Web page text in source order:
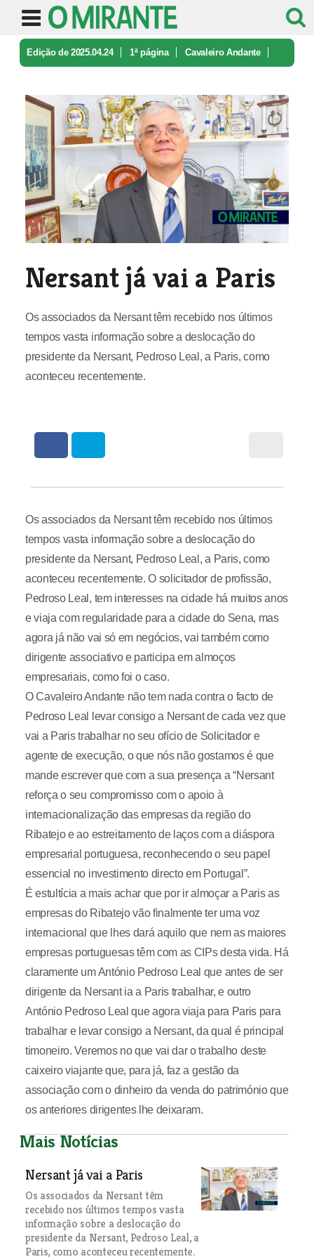
Edição de 2025.04.24 1ª página Cavaleiro Andante
Nersant já vai a Paris
Os associados da Nersant têm recebido nos últimos
tempos vasta informação sobre a deslocação do
presidente da Nersant, Pedroso Leal, a Paris, como
aconteceu recentemente.
Os associados da Nersant têm recebido nos últimos
tempos vasta informação sobre a deslocação do
presidente da Nersant, Pedroso Leal, a Paris, como
aconteceu recentemente. O solicitador de profissão,
Pedroso Leal, tem interesses na cidade há muitos anos
e viaja com regularidade para a cidade do Sena, mas
agora já não vai só em negócios, vai também como
dirigente associativo e participa em almoços
empresariais, como foi o caso.
O Cavaleiro Andante não tem nada contra o facto de
Pedroso Leal levar consigo a Nersant de cada vez que
vai a Paris trabalhar no seu ofício de Solicitador e
agente de execução, o que nós não gostamos é que
mande escrever que com a sua presença a “Nersant
reforça o seu compromisso com o apoio à
internacionalização das empresas da região do
Ribatejo e ao estreitamento de laços com a diáspora
empresarial portuguesa, reconhecendo o seu papel
essencial no investimento directo em Portugal”.
É estultícia a mais achar que por ir almoçar a Paris as
empresas do Ribatejo vão finalmente ter uma voz
internacional que lhes dará aquilo que nem as maiores
empresas portuguesas têm com as CIPs desta vida. Há
claramente um António Pedroso Leal que antes de ser
dirigente da Nersant ia a Paris trabalhar, e outro
António Pedroso Leal que agora viaja para Paris para
trabalhar e levar consigo a Nersant, da qual é principal
timoneiro. Veremos no que vai dar o trabalho deste
caixeiro viajante que, para já, faz a gestão da
associação com o dinheiro da venda do património que
os anteriores dirigentes lhe deixaram.
Mais Notícias
Nersant já vai a Paris
Os associados da Nersant têm
recebido nos últimos tempos vasta
informação sobre a deslocação do
presidente da Nersant, Pedroso Leal, a
Paris, como aconteceu recentemente.